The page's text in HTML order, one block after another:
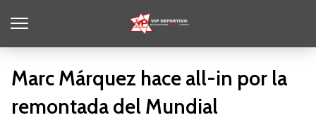
Marc Márquez hace all-in por la
remontada del Mundial